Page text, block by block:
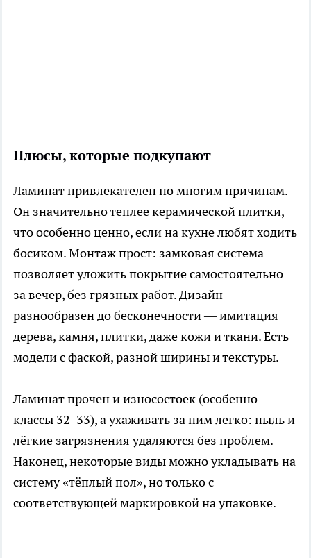
Плюсы, которые подкупают
Ламинат привлекателен по многим причинам.
Он значительно теплее керамической плитки,
что особенно ценно, если на кухне любят ходить
босиком. Монтаж прост: замковая система
позволяет уложить покрытие самостоятельно
за вечер, без грязных работ. Дизайн
разнообразен до бесконечности — имитация
дерева, камня, плитки, даже кожи и ткани. Есть
модели с фаской, разной ширины и текстуры.
Ламинат прочен и износостоек (особенно
классы 32–33), а ухаживать за ним легко: пыль и
лёгкие загрязнения удаляются без проблем.
Наконец, некоторые виды можно укладывать на
систему «тёплый пол», но только с
соответствующей маркировкой на упаковке.